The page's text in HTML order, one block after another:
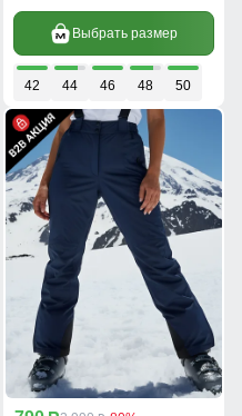
Выбрать размер
42 44 46 48 50